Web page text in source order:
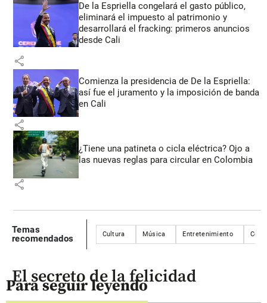
De la Espriella congelará el gasto público,
eliminará el impuesto al patrimonio y
desarrollará el fracking: primeros anuncios
desde Cali
share
Comienza la presidencia de De la Espriella:
así fue el juramento y la imposición de banda
en Cali
share
¿Tiene una patineta o cicla eléctrica? Ojo a
las nuevas reglas para circular en Colombia
share
Temas
recomendados
Cultura Música Entretenimiento
Para seguir leyendo
El secreto de la felicidad